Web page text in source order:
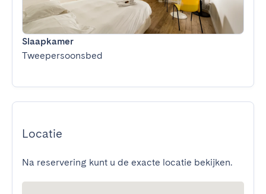
Slaapkamer
Tweepersoonsbed
Locatie
Na reservering kunt u de exacte locatie bekijken.